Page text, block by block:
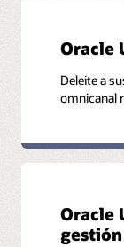
Oracle
Deleite a
omnicanal
Oracle